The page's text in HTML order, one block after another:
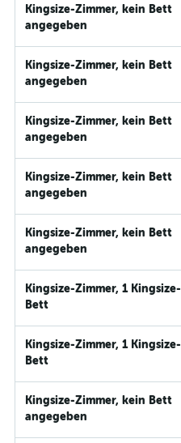
Kingsize-Zimmer, kein Bett
angegeben
Kingsize-Zimmer, kein Bett
angegeben
Kingsize-Zimmer, kein Bett
angegeben
Kingsize-Zimmer, kein Bett
angegeben
Kingsize-Zimmer, kein Bett
angegeben
Kingsize-Zimmer, 1 Kingsize-
Bett
Kingsize-Zimmer, 1 Kingsize-
Bett
Kingsize-Zimmer, kein Bett
angegeben